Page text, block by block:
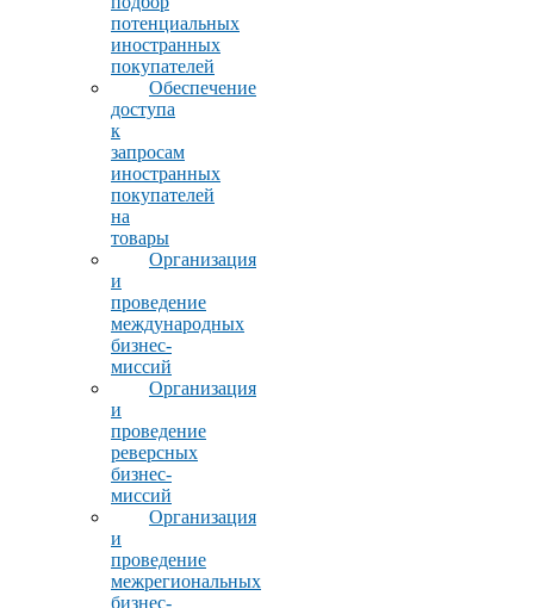
потенциальных
иностранных
покупателей
Обеспечение
доступа
к
запросам
иностранных
покупателей
на
товары
Организация
и
проведение
международных
бизнес-
миссий
Организация
и
проведение
реверсных
бизнес-
миссий
Организация
и
проведение
межрегиональных
бизнес-